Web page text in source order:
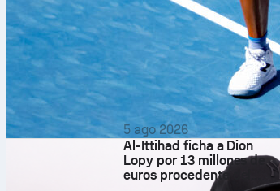
5 ago 2026
Al-Ittihad ficha a Dion
Lopy por 13 millones de
euros procedente del